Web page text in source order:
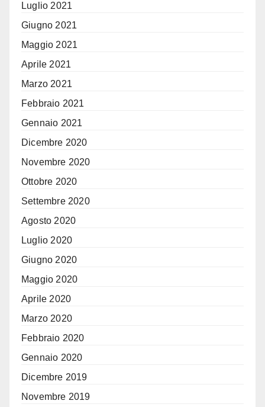
Luglio 2021
Giugno 2021
Maggio 2021
Aprile 2021
Marzo 2021
Febbraio 2021
Gennaio 2021
Dicembre 2020
Novembre 2020
Ottobre 2020
Settembre 2020
Agosto 2020
Luglio 2020
Giugno 2020
Maggio 2020
Aprile 2020
Marzo 2020
Febbraio 2020
Gennaio 2020
Dicembre 2019
Novembre 2019